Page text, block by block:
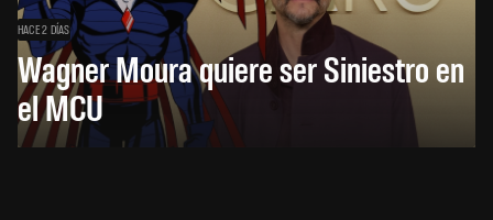
HACE 2 DÍAS
Wagner Moura quiere ser Siniestro en
el MCU